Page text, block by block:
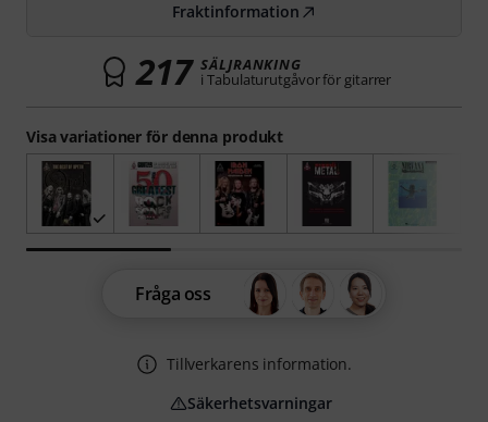
Visa variationer för denna produkt
Fraktinformation
217 SÄLJRANKING
i Tabulaturutgåvor för gitarrer
Fråga oss
Tillverkarens information.
Säkerhetsvarningar